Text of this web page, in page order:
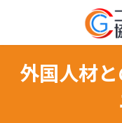
ン
ー
外国人材